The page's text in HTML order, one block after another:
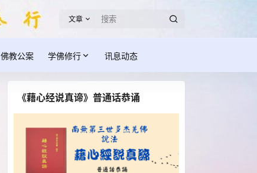
文章
佛教公案 学佛修行 讯息动态
《藉心经说真谛》普通话恭诵